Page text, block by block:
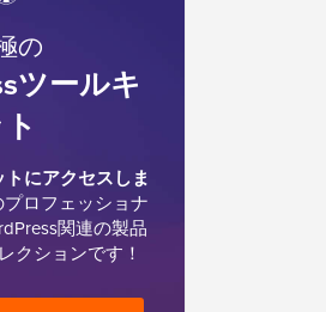
の
ツールキ
にアクセスしま
ロフェッショナ
関連の製品
クションです！